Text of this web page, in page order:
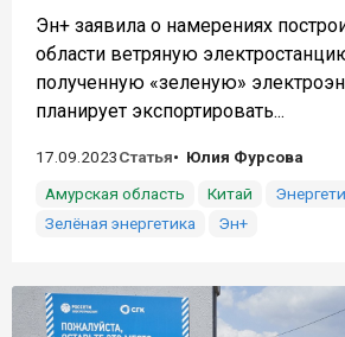
Эн+ заявила о намерениях
области ветряную
полученную «зеленую»
планирует экспортировать...
17.09.2023Статья
Юлия Фурсова
Амурская область
Китай
Зелёная энергетика
Эн+